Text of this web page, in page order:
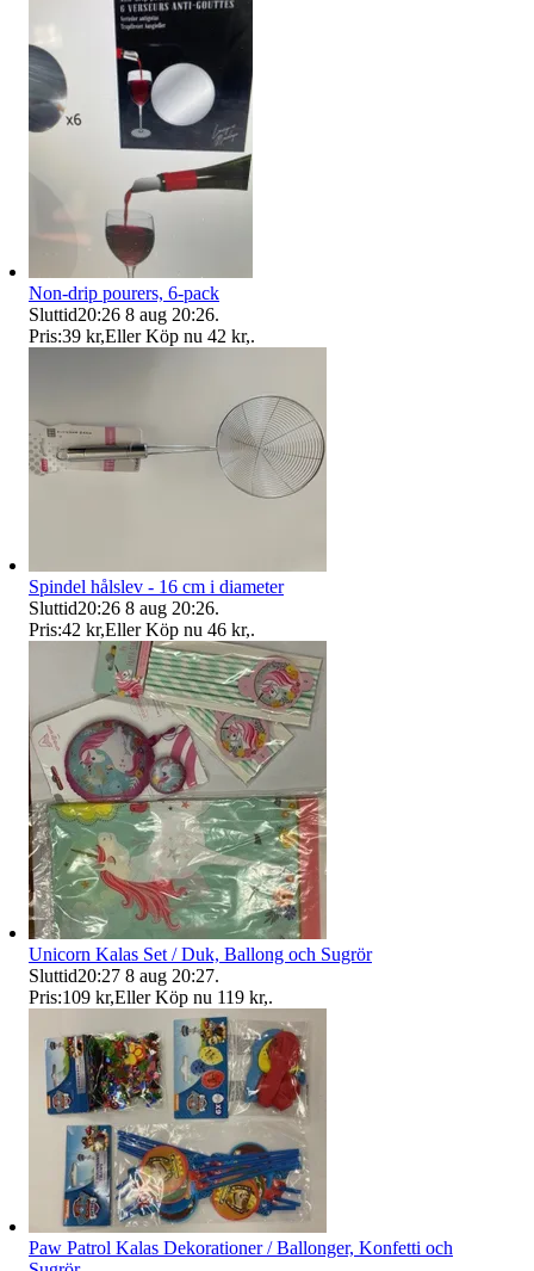
Non-drip pourers, 6-pack
Sluttid20:26 8 aug 20:26.
Pris:39 kr,Eller Köp nu 42 kr,.
Spindel hålslev - 16 cm i diameter
Sluttid20:26 8 aug 20:26.
Pris:42 kr,Eller Köp nu 46 kr,.
Unicorn Kalas Set / Duk, Ballong och Sugrör
Sluttid20:27 8 aug 20:27.
Pris:109 kr,Eller Köp nu 119 kr,.
Paw Patrol Kalas Dekorationer / Ballonger, Konfetti och